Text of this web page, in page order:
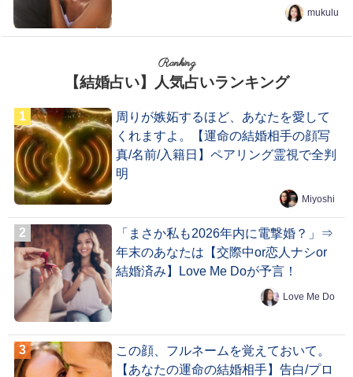
mukulu
Ranking
【結婚占い】人気占いランキング
周りが嫉妬するほど、あなたを愛して
くれますよ。【運命の結婚相手の顔写
真/名前/入籍日】ペアリング霊視で全判
明
Miyoshi
「まさか私も2026年内に電撃婚？」⇒
年末のあなたは【交際中or恋人ナシor
結婚済み】Love Me Doが予言！
Love Me Do
この顔、フルネームを覚えておいて。
【あなたの運命の結婚相手】告白/プロ